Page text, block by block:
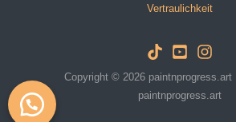
Vertraulichkeit
Copyright © 2026 paintnprogress.art
paintnprogress.art